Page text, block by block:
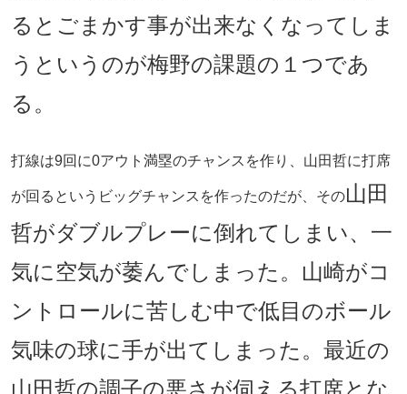
るとごまかす事が出来なくなってしま
うというのが梅野の課題の１つであ
る。
打線は9回に0アウト満塁のチャンスを作り、山田哲に打席
が回るというビッグチャンスを作ったのだが、その山田
哲がダブルプレーに倒れてしまい、一
気に空気が萎んでしまった。山崎がコ
ントロールに苦しむ中で低目のボール
気味の球に手が出てしまった。最近の